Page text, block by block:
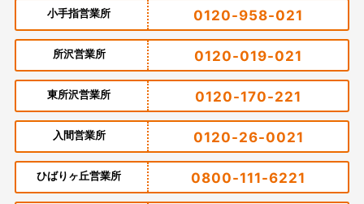
小手指営業所 0120-958-021
所沢営業所 0120-019-021
東所沢営業所 0120-170-221
入間営業所 0120-26-0021
ひばりヶ丘営業所 0800-111-6221